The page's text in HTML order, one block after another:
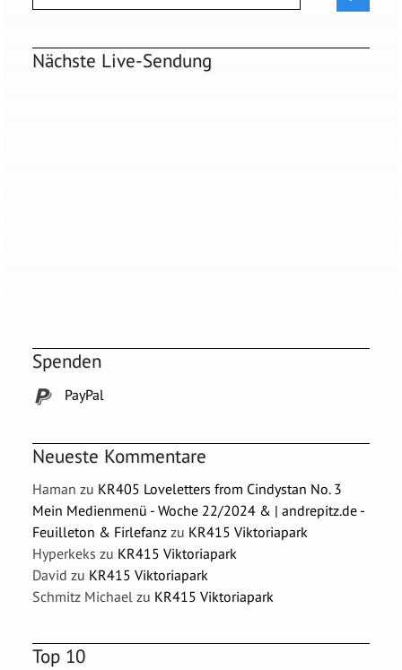
Nächste Live-Sendung
Spenden
PayPal
Neueste Kommentare
Haman zu KR405 Loveletters from Cindystan No. 3
Mein Medienmenü - Woche 22/2024 & | andrepitz.de -
Feuilleton & Firlefanz zu KR415 Viktoriapark
Hyperkeks zu KR415 Viktoriapark
David zu KR415 Viktoriapark
Schmitz Michael zu KR415 Viktoriapark
Top 10